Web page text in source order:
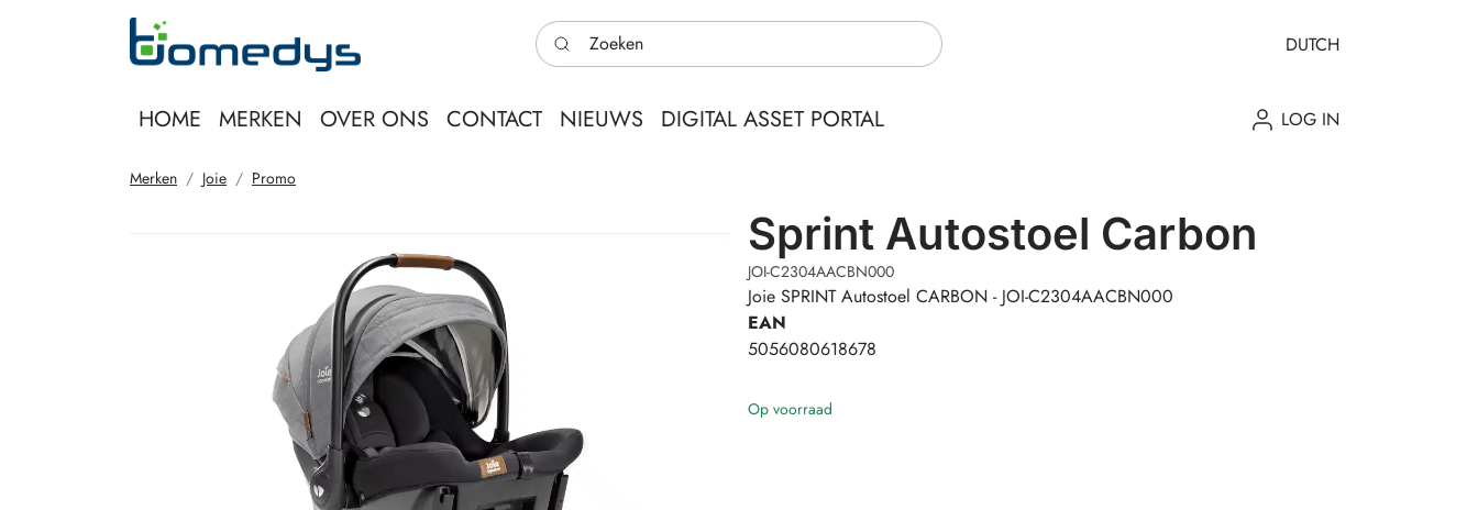
Zoeken DUTCH
HOME MERKEN OVER ONS CONTACT NIEUWS DIGITAL ASSET PORTAL LOG IN
Merken Joie Promo
Sprint Autostoel Carbon
JOI-C2304AACBN000
Joie SPRINT Autostoel CARBON - JOI-C2304AACBN000
EAN
5056080618678
Op voorraad